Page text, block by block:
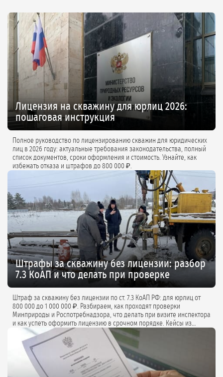
Лицензия на скважину для юрлиц 2026:
пошаговая инструкция
Полное руководство по лицензированию скважин для юридических
лиц в 2026 году: актуальные требования законодательства, полный
список документов, сроки оформления и стоимость. Узнайте, как
избежать отказа и штрафов до 800 000 ₽.
Штрафы за скважину без лицензии: разбор
7.3 КоАП и что делать при проверке
Штраф за скважину без лицензии по ст. 7.3 КоАП РФ: для юрлиц от
800 000 до 1 000 000 ₽. Разбираем, как проходят проверки
Минприроды и Роспотребнадзора, что делать при визите инспектора
и как успеть оформить лицензию в срочном порядке. Кейсы из
практики и советы экспертов.